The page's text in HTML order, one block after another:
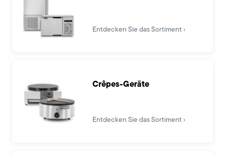
Entdecken Sie das Sortiment
Crêpes-Geräte
Entdecken Sie das Sortiment